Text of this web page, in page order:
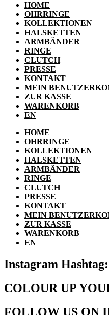
HOME
OHRRINGE
KOLLEKTIONEN
HALSKETTEN
ARMBÄNDER
RINGE
CLUTCH
PRESSE
KONTAKT
MEIN
ZUR KASSE
WARENKORB
EN
HOME
OHRRINGE
KOLLEKTIONEN
HALSKETTEN
ARMBÄNDER
RINGE
CLUTCH
PRESSE
KONTAKT
MEIN
ZUR KASSE
WARENKORB
EN
Instagram
COLOUR UP
FOLLOW US ON